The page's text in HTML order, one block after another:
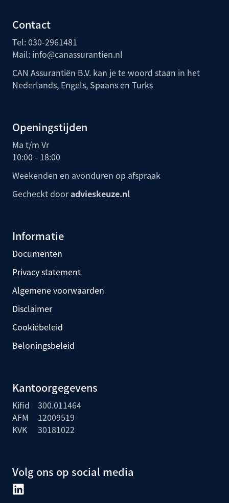
Contact
Tel:030-2961481
Mail: info@canassurantien.nl
CAN Assurantiën B.V. kan je te woord staan in het
Nederlands, Engels, Spaans en Turks
Openingstijden
Ma t/m Vr
10:00 - 18:00
Weekenden en avonduren op afspraak
Gecheckt dooradvieskeuze.nl
Informatie
Documenten
Privacy statement
Algemene voorwaarden
Disclaimer
Cookiebeleid
Beloningsbeleid
Kantoorgegevens
Kifid
300.011464
AFM
12009519
KVK
30181022
Volg ons op social media